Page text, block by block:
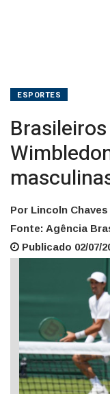
ESPORTES
Por Lincoln
Fonte: Agência
Publicado 02/07/